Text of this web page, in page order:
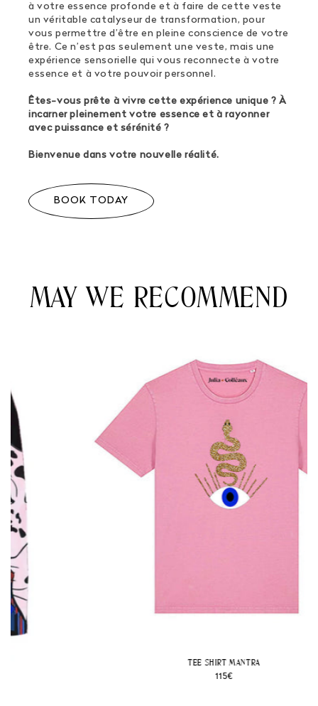
à votre essence profonde et à faire de cette veste
un véritable catalyseur de transformation, pour
vous permettre d’être en pleine conscience de votre
être. Ce n’est pas seulement une veste, mais une
expérience sensorielle qui vous reconnecte à votre
essence et à votre pouvoir personnel.
Êtes-vous prête à vivre cette expérience unique ? À
incarner pleinement votre essence et à rayonner
avec puissance et sérénité ?
Bienvenue dans votre nouvelle réalité.
BOOK TODAY
MAY WE RECOMMEND
TEE SHIRT MANTRA